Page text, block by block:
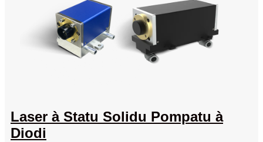
Laser à Statu Solidu Pompatu à
Diodi